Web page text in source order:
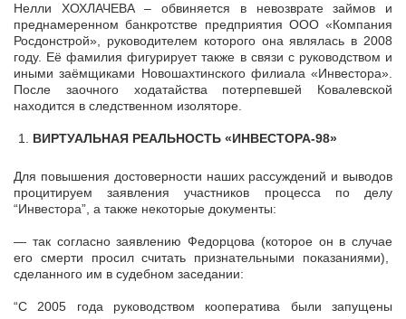
Нелли ХОХЛАЧЕВА – обвиняется в невозврате займов и
преднамеренном банкротстве предприятия ООО «Компания
Росдонстрой», руководителем которого она являлась в 2008
году. Её фамилия фигурирует также в связи с руководством и
иными заёмщиками Новошахтинского филиала «Инвестора».
После заочного ходатайства потерпевшей Ковалевской
находится в следственном изоляторе.
ВИРТУАЛЬНАЯ РЕАЛЬНОСТЬ «ИНВЕСТОРА-98»
Для повышения достоверности наших рассуждений и выводов
процитируем заявления участников процесса по делу
“Инвестора”, а также некоторые документы:
— так согласно заявлению Федорцова (которое он в случае
его смерти просил считать признательными показаниями),
сделанного им в судебном заседании:
“С 2005 года руководством кооператива были запущены